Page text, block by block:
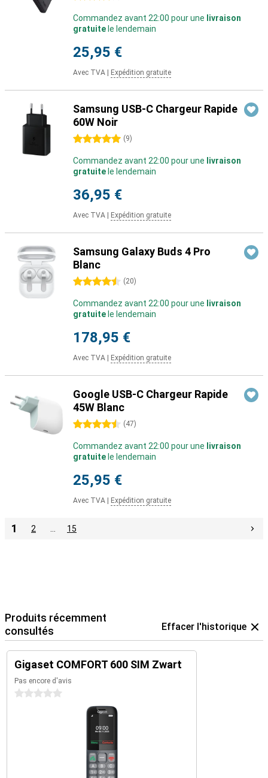
Commandez avant 22:00 pour une livraison
gratuite le lendemain
25,95 €
Avec TVA Expédition gratuite
Samsung USB-C Chargeur Rapide
60W Noir
5 étoiles (9)
Commandez avant 22:00 pour une livraison
gratuite le lendemain
36,95 €
Avec TVA Expédition gratuite
Samsung Galaxy Buds 4 Pro
Blanc
4.5 étoiles (20)
Commandez avant 22:00 pour une livraison
gratuite le lendemain
178,95 €
Avec TVA Expédition gratuite
Google USB-C Chargeur Rapide
45W Blanc
4.5 étoiles (47)
Commandez avant 22:00 pour une livraison
gratuite le lendemain
25,95 €
Avec TVA Expédition gratuite
1 2 15
Produits récemment
consultés
Effacer l'historique
Gigaset COMFORT 600 SIM Zwart
Pas encore d'avis
0 étoiles